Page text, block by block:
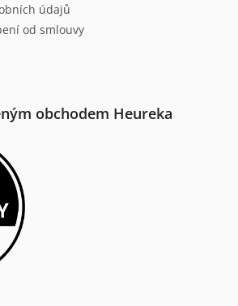
údajů
od smlouvy
obchodem Heureka